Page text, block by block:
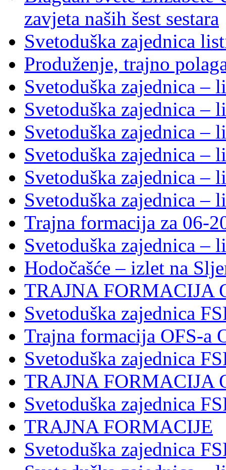
zavjeta naših šest sestara
Svetoduška zajednica
Produženje, trajno
Svetoduška zajednica –
Svetoduška zajednica –
Svetoduška zajednica –
Svetoduška zajednica –
Svetoduška zajednica –
Svetoduška zajednica –
Trajna formacija za 06-
Svetoduška zajednica –
Hodočašće – izlet na
TRAJNA FORMACIJA
Svetoduška zajednica
Trajna formacija OFS-a
Svetoduška zajednica
TRAJNA FORMACIJA
Svetoduška zajednica
TRAJNA FORMACIJE
Svetoduška zajednica